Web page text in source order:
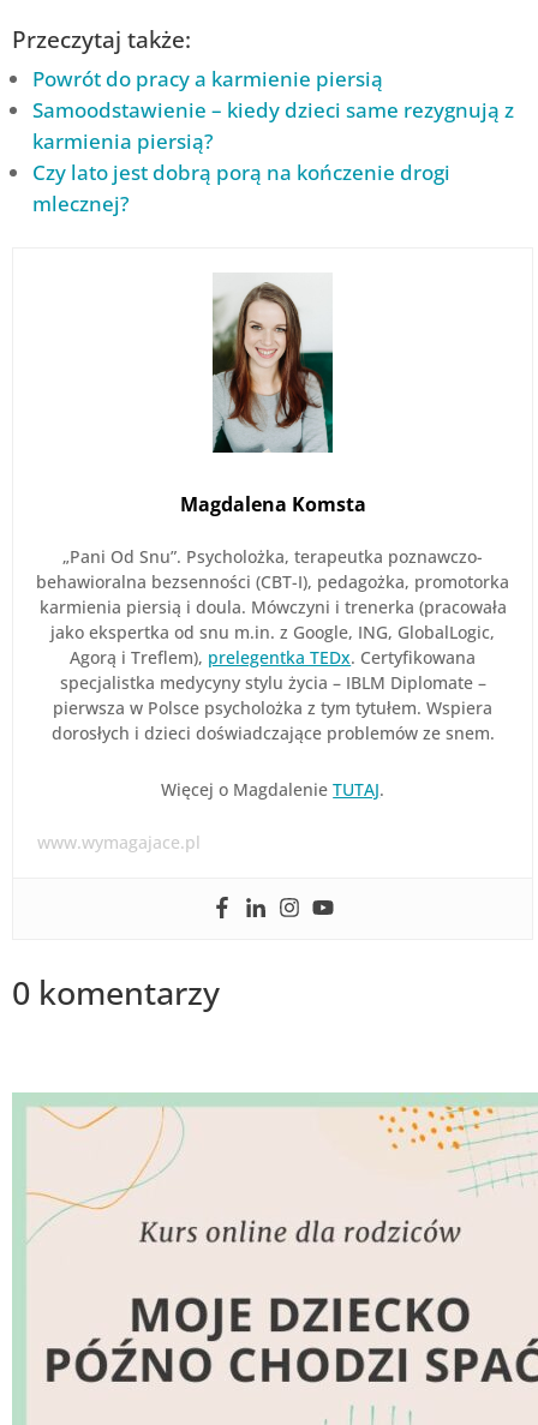
Przeczytaj także:
Powrót do pracy a karmienie piersią
Samoodstawienie – kiedy dzieci same rezygnują z
karmienia piersią?
Czy lato jest dobrą porą na kończenie drogi
mlecznej?
Magdalena Komsta
„Pani Od Snu”. Psycholożka, terapeutka poznawczo-
behawioralna bezsenności (CBT-I), pedagożka, promotorka
karmienia piersią i doula. Mówczyni i trenerka (pracowała
jako ekspertka od snu m.in. z Google, ING, GlobalLogic,
Agorą i Treflem), prelegentka TEDx. Certyfikowana
specjalistka medycyny stylu życia – IBLM Diplomate –
pierwsza w Polsce psycholożka z tym tytułem. Wspiera
dorosłych i dzieci doświadczające problemów ze snem.
Więcej o MagdalenieTUTAJ.
www.wymagajace.pl
0 komentarzy